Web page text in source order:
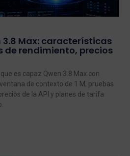
3.8 Max: características
de rendimiento, precios
es capaz Qwen 3.8 Max con
de contexto de 1 M, pruebas
de la API y planes de tarifa